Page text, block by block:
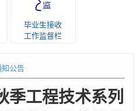
毕业生接收
工作监督栏
知公告
季工程技术系列